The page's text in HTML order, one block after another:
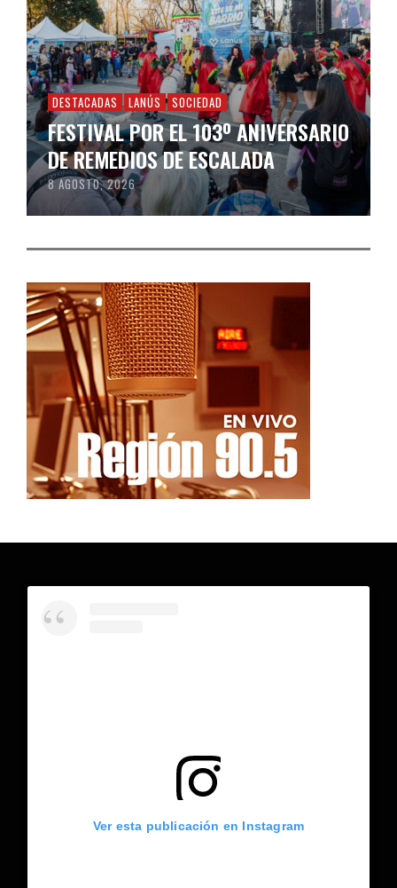
DESTACADAS LANÚS SOCIEDAD
FESTIVAL POR EL 103º ANIVERSARIO
DE REMEDIOS DE ESCALADA
8 AGOSTO, 2026
Ver esta publicación en Instagram